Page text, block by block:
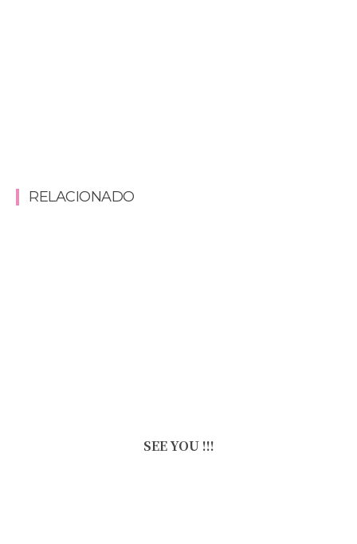
RELACIONADO
SEE YOU !!!